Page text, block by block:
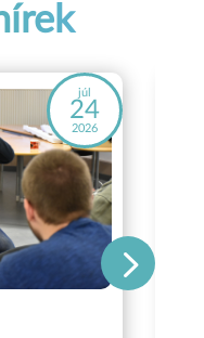
júl
24
2026